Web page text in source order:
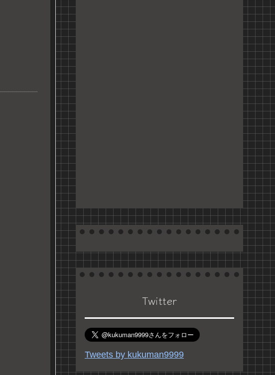
Twitter
Tweets by kukuman9999